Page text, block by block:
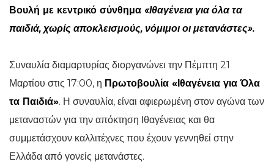
Βουλή με κεντρικό σύνθημα «Ιθαγένεια για όλα τα
παιδιά, χωρίς αποκλεισμούς, νόμιμοι οι μετανάστες».
Συναυλία διαμαρτυρίας διοργανώνει την Πέμπτη 21
Μαρτίου στις 17:00, η Πρωτοβουλία «Ιθαγένεια για Όλα
τα Παιδιά». Η συναυλία, είναι αφιερωμένη στον αγώνα των
μεταναστών για την απόκτηση Ιθαγένειας και θα
συμμετάσχουν καλλιτέχνες που έχουν γεννηθεί στην
Ελλάδα από γονείς μετανάστες.